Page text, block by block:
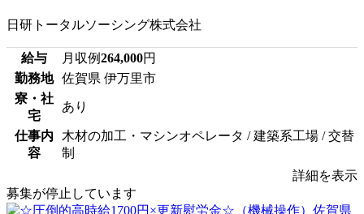
日研トータルソーシング株式会社
給与 月収例264,000円
勤務地
佐賀県 伊万里市
寮・社
宅
あり
仕事内
容
木材の加工・マシンオペレータ / 建築系工場 / 交替
制
詳細を表示
募集が停止しています